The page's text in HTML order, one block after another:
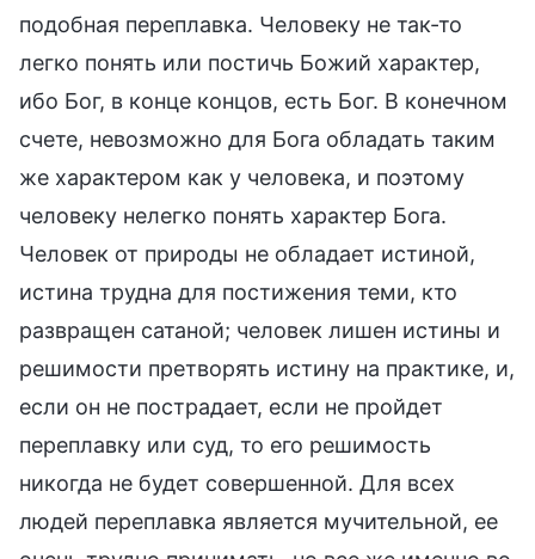
подобная переплавка. Человеку не так-то
легко понять или постичь Божий характер,
ибо Бог, в конце концов, есть Бог. В конечном
счете, невозможно для Бога обладать таким
же характером как у человека, и поэтому
человеку нелегко понять характер Бога.
Человек от природы не обладает истиной,
истина трудна для постижения теми, кто
развращен сатаной; человек лишен истины и
решимости претворять истину на практике, и,
если он не пострадает, если не пройдет
переплавку или суд, то его решимость
никогда не будет совершенной. Для всех
людей переплавка является мучительной, ее